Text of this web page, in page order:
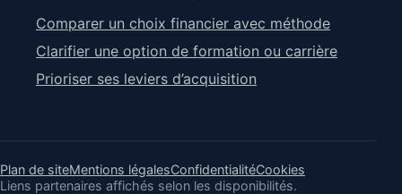
Comparer un choix financier avec méthode
Clarifier une option de formation ou carrière
Prioriser ses leviers d’acquisition
Plan de siteMentions légalesConfidentialitéCookies
Liens partenaires affichés selon les disponibilités.